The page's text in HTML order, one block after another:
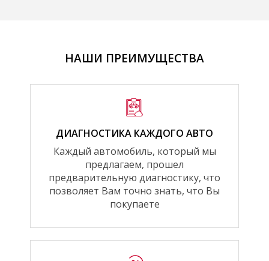
НАШИ ПРЕИМУЩЕСТВА
ДИАГНОСТИКА КАЖДОГО АВТО
Каждый автомобиль, который мы
предлагаем, прошел
предварительную диагностику, что
позволяет Вам точно знать, что Вы
покупаете